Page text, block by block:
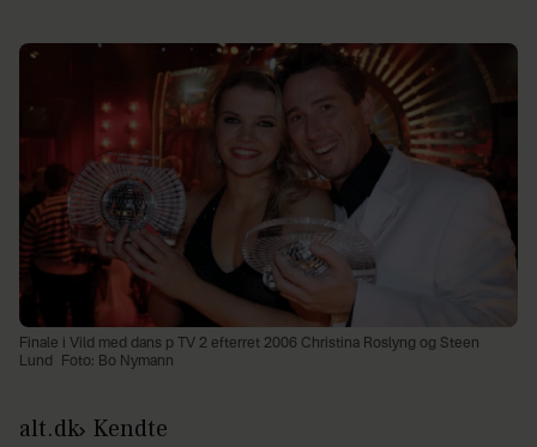
Finale i Vild med dans p TV 2 efterret 2006 Christina Roslyng og Steen
Lund
Foto: Bo Nymann
alt.dk Kendte